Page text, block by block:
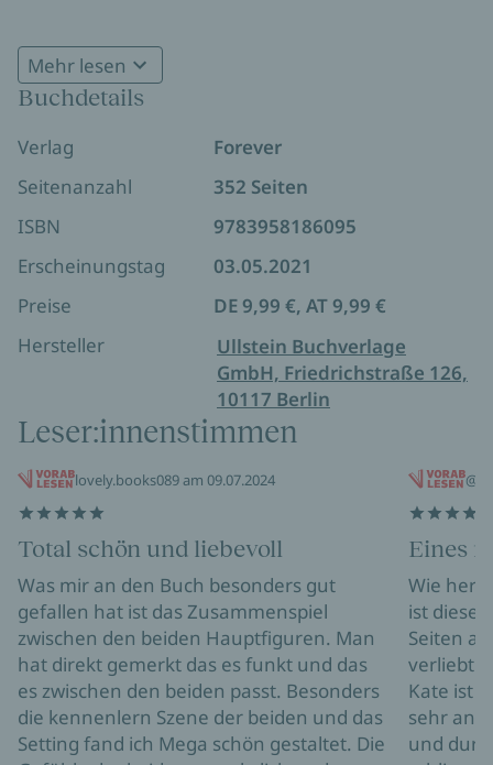
zutiefst traumatisches Erlebnis sie aus der Bahn
wirft. Sie bricht das College in London ab und zieht
sich zurück. Nur eines hält sie aufrecht: ihr Traum
vom eigenen Café. Als sie die Chance bekommt,
einen kleinen Laden in London zu mieten, setzt sie
alles auf eine Karte. Doch sie hat die Rechnung
möchte das Geschäft in einen Buchladen
verwandeln. Um ihren Traum zu
verwirklichen, muss Kate mit Aidan
zusammenarbeiten. Dabei kommen sie einander
gefährlich nahe. Doch Kate kann es sich nicht
leisten, dass jemand einen Blick hinter ihre Fassade
wirft und entdeckt, dass ihre Seele in Scherben liegt
…
Mehr lesen
Buchdetails
Verlag
Forever
Seitenanzahl
352 Seiten
ISBN
9783958186095
Erscheinungstag
03.05.2021
Preise
DE 9,99 €, AT 9,99 €
Hersteller
Ullstein Buchverlage
GmbH, Friedrichstraße 126,
10117 Berlin
Leser:innenstimmen
lovely.books089 am 09.07.2024
Total schön und liebevoll
Was mir an den Buch besonders gut
gefallen hat ist das Zusammenspiel
zwischen den beiden Hauptfiguren. Man
hat direkt gemerkt das es funkt und das
es zwischen den beiden passt. Besonders
die kennenlern Szene der beiden und das
Setting fand ich Mega schön gestaltet. Die
Eines
Wie
ist
Seiten
verliebt.
Kate ist
sehr
und